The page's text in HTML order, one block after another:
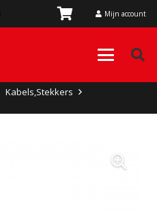
Mijn account
Kabels,Stekkers